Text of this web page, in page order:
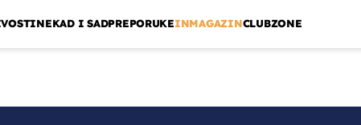
NEKAD I SADPREPORUKEINMAGAZINCLUBZONE